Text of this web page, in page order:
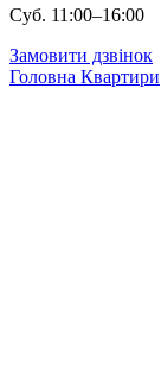
Суб. 11:00–16:00
Замовити дзвінок
Головна Квартири